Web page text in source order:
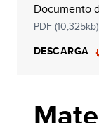
Documento
PDF (10,325kb)
DESCARGA